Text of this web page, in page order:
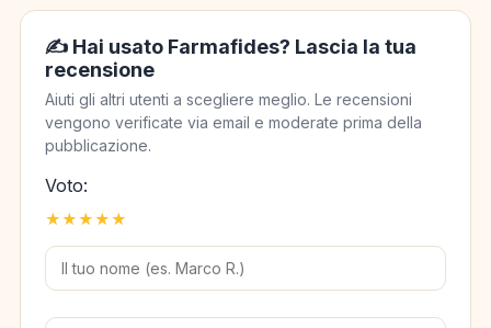
✍️ Hai usato Farmafides? Lascia la tua
recensione
Aiuti gli altri utenti a scegliere meglio. Le recensioni
vengono verificate via email e moderate prima della
pubblicazione.
Voto:
★
★
★
★
★